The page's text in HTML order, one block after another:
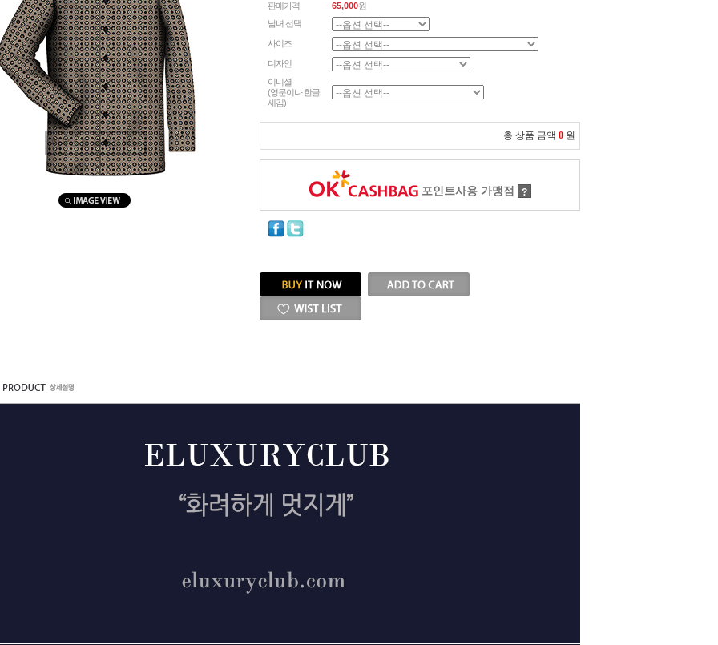
마우스를 올려보세요
판매가격 65,000원
남녀 선택
사이즈
디자인
이니셜
(영문이나 한글
새김)
총 상품 금액 0 원
포인트사용 가맹점 ?